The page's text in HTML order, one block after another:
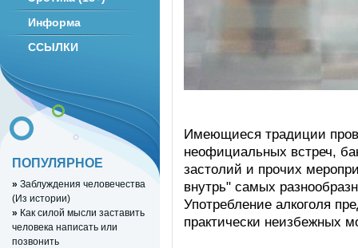
Имеющиеся традиции
неофициальных встреч,
застолий и прочих
внутрь" самых
Употребление алкоголя
практически неизбежных
Информа
ССЫЛКИ
ПОПУЛЯРНОЕ
» Заблуждения человечества
(Из истории)
» Как силой мысли заставить
человека написать или
позвонить